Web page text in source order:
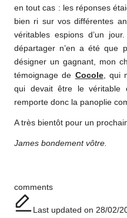
en tout cas : les réponses
bien ri sur vos différentes
véritables espions d’un
départager n’en a été que
désigner un gagnant, mon
témoignage de Cocole, qui
qui devait être le véritable
remporte donc la panoplie
A très bientôt pour un
James bondement vôtre.
Tags:
comments
Last updated on 28/02/